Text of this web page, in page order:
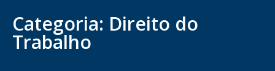
Categoria: Direito do
Trabalho